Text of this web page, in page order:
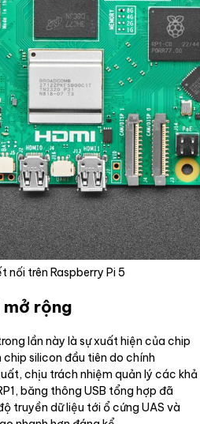
trên Raspberry Pi 5
mở rộng
lần này là sự xuất hiện của chip
silicon đầu tiên do chính
chịu trách nhiệm quản lý các khả
băng thông USB tổng hợp đã
truyền dữ liệu tới ổ cứng UAS và